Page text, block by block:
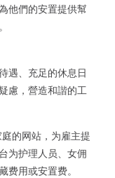
他們的安置提供幫
遇、充足的休息日
慮，營造和諧的工
的网站，为雇主提
为护理人员、女佣
费用或安置费。